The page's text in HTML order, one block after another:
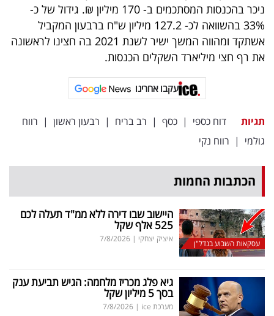
פרסמו
באייס
עקבו
ניכר בהכנסות המסתכמים ב- 170 מיליון ₪. גידול של כ-
33% בהשוואה לכ- 127.2 מיליון ש"ח ברבעון המקביל
אשתקד ומהווה המשך ישיר לשנת 2021 בה חצינו לראשונה
את רף חצי מיליארד השקלים הכנסות.
עקבו אחרינו
תגיות דוח כספי | כסף | רב בריח | רבעון ראשון | רווח
גולמי | רווח נקי
הכתבות החמות
עסקאות השבוע בנדל"ן
היישוב שבו דירה ללא ממ"ד תעלה לכם
525 אלף שקל
איציק יצחקי |
7/8/2026
גיא פלג מכריז מלחמה: הגיש תביעת ענק
בסך 5 מיליון שקל
מערכת ice |
7/8/2026